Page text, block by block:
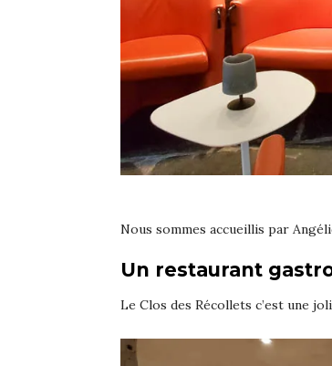
Nous sommes accueillis par
Un restaurant
Le Clos des Récollets c’est une